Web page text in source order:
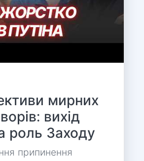
мирних
вихід
роль Заходу
припинення